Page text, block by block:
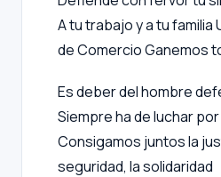
A tu trabajo y a tu familia
de ComercioGanemos
Es deber del hombre
Siempre ha de luchar
Consigamos juntos la
seguridad, la solidaridad